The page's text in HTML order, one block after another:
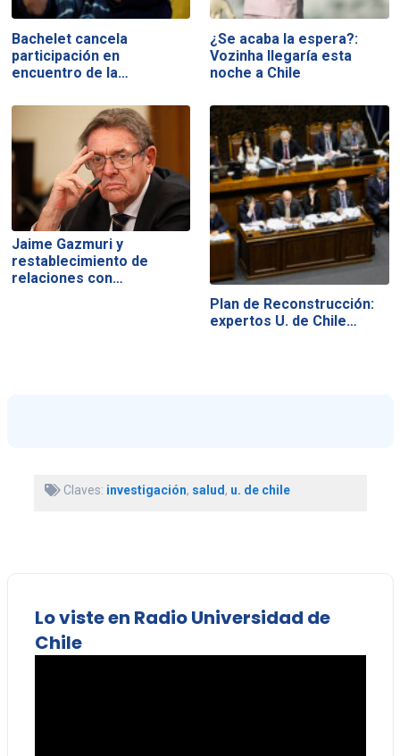
Bachelet cancela
participación en
encuentro de la…
¿Se acaba la espera?:
Vozinha llegaría esta
noche a Chile
Jaime Gazmuri y
restablecimiento de
relaciones con…
Plan de Reconstrucción:
expertos U. de Chile…
Claves: investigación, salud, u. de chile
Lo viste en Radio Universidad de
Chile